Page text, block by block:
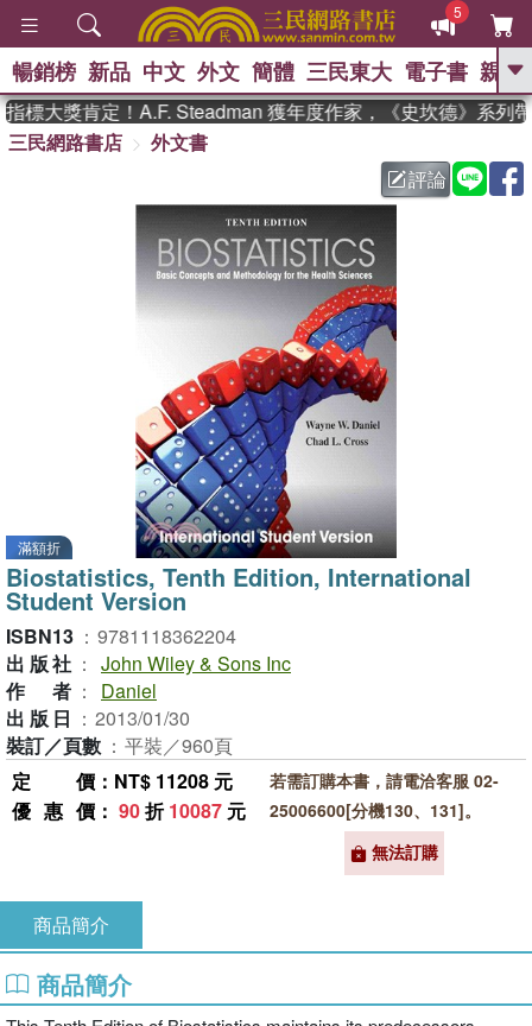
5
GO
父親節 、 如果歷
暑期推薦 、 國際布克
獎 臺灣漫遊錄
登輝時代 、 數學女孩：黎曼猜想
偉大的迷走神經
暢銷榜 新品 中文 外文 簡體 三民東大 電子書 親子
標大獎肯定！A.F. Steadman 獲年度作家，《史坎德》系列帶
三民網路書店
外文書
評論
滿額折
Biostatistics, Tenth Edition, International
Student Version
ISBN13 ： 9781118362204
出版社 ： John Wiley & Sons Inc
作者 ：
Daniel
出版日 ： 2013/01/30
裝訂／頁數 ： 平裝／960頁
定價 ：NT$ 11208 元
優惠價 ： 90折10087 元
若需訂購本書，請電洽客服 02-
25006600[分機130、131]。
無法訂購
商品簡介
商品簡介